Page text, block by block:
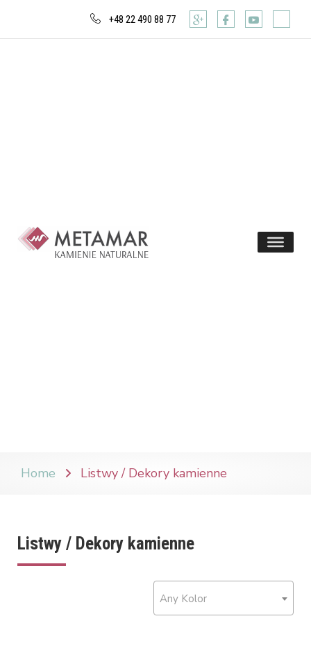
+48 22 490 88 77
Home Listwy / Dekory kamienne
Listwy / Dekory kamienne
Any Kolor